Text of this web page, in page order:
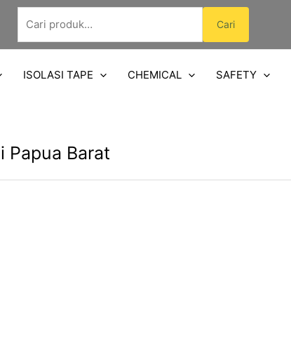
Pencarian
untuk:
Cari
ISOLASI TAPE CHEMICAL SAFETY
Papua Barat